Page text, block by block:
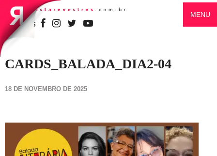
SIGA-NOS
MENU
CARDS_BALADA_DIA2-04
18 DE NOVEMBRO DE 2025